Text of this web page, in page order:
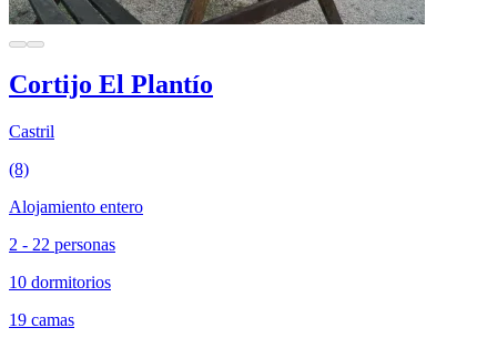
Cortijo El Plantío
Castril
(8)
Alojamiento entero
2 - 22 personas
10 dormitorios
19 camas